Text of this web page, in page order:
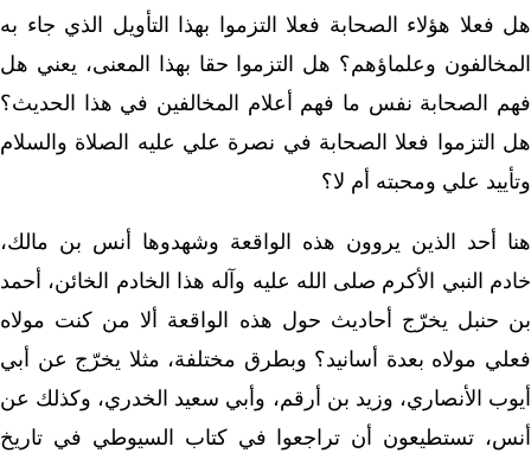
هل فعلا هؤلاء الصحابة فعلا التزموا بهذا التأويل الذي جاء به
المخالفون وعلماؤهم؟ هل التزموا حقا بهذا المعنى، يعني هل
فهم الصحابة نفس ما فهم أعلام المخالفين في هذا الحديث؟
هل التزموا فعلا الصحابة في نصرة علي عليه الصلاة والسلام
وتأييد علي ومحبته أم لا؟
هنا أحد الذين يروون هذه الواقعة وشهدوها أنس بن مالك،
خادم النبي الأكرم صلى الله عليه وآله هذا الخادم الخائن، أحمد
بن حنبل يخرّج أحاديث حول هذه الواقعة ألا من كنت مولاه
فعلي مولاه بعدة أسانيد؟ وبطرق مختلفة، مثلا يخرّج عن أبي
أيوب الأنصاري، وزيد بن أرقم، وأبي سعيد الخدري، وكذلك عن
أنس، تستطيعون أن تراجعوا في كتاب السيوطي في تاريخ